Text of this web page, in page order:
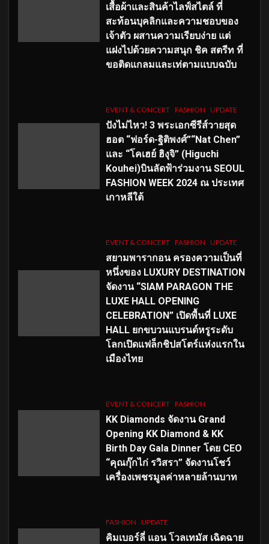
เสื้อผ้าและสินค้าไลฟ์สไตล์ ที่
สะท้อนบุคลิกและความชอบของ
เจ้าตัว ผสานความเรียบง่าย แต่
แฝงไปด้วยความสนุก ชิค สตรีท ที่
ขอติดแกลมและเท่ตามแบบฉบับ
EVENT & CONCERT FASHION UPDATE
ปังไม่ไหว! 3 พระเอกซีรีส์วายสุด
ฮอต “ฟอร์ด-ฐิติพงศ์”“Nat Chen”
และ “โคเฮย์ ฮิงุจิ” (Higuchi
Kouhei)บินลัดฟ้าร่วมงาน SEOUL
FASHION WEEK 2024 ณ ประเทศ
เกาหลีใต้
EVENT & CONCERT FASHION UPDATE
สยามพารากอน ครองความเป็นที่
หนึ่งของ LUXURY DESTINATION
จัดงาน “SIAM PARAGON THE
LUXE HALL OPENING
CELEBRATION” เปิดพื้นที่ LUXE
HALL ยกขบวนแบรนด์หรูระดับ
โลกเปิดแฟล็กชิปสโตร์แห่งแรกใน
เมืองไทย
EVENT & CONCERT FASHION
KK Diamonds จัดงาน Grand
Opening KK Diamond & KK
Birth Day Gala Dinner โดย CEO
“คุณกุ๊กไก่ รวิสรา” จัดงานโชว์
เครื่องเพชรมูลค่าหลายล้านบาท
FASHION UPDATE
คิมเบอร์ลี่ แอน โวลเทมัส เฉิดฉาย